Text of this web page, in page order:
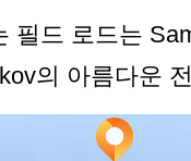
필드 로드는
의 아름다운